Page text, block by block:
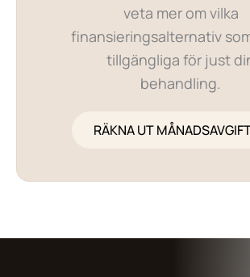
veta mer om vilka
finansieringsalternativ
tillgängliga för just
behandling.
RÄKNA UT